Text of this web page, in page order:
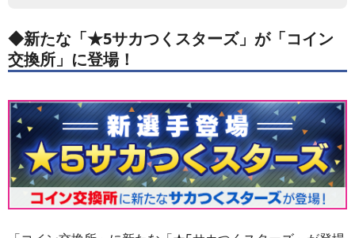
◆新たな「★5サカつくスターズ」が「コイン
交換所」に登場！